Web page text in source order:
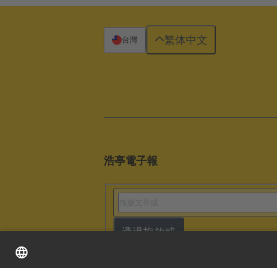
浩亭電子報
透過拖放或
台灣 繁体中文